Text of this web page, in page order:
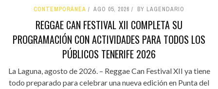
CONTEMPORÁNEA AGO 05, 2026 BY LAGENDARIO
REGGAE CAN FESTIVAL XII COMPLETA SU
PROGRAMACIÓN CON ACTIVIDADES PARA TODOS LOS
PÚBLICOS TENERIFE 2026
La Laguna, agosto de 2026. – Reggae Can Festival XII ya tiene
todo preparado para celebrar una nueva edición en Punta del